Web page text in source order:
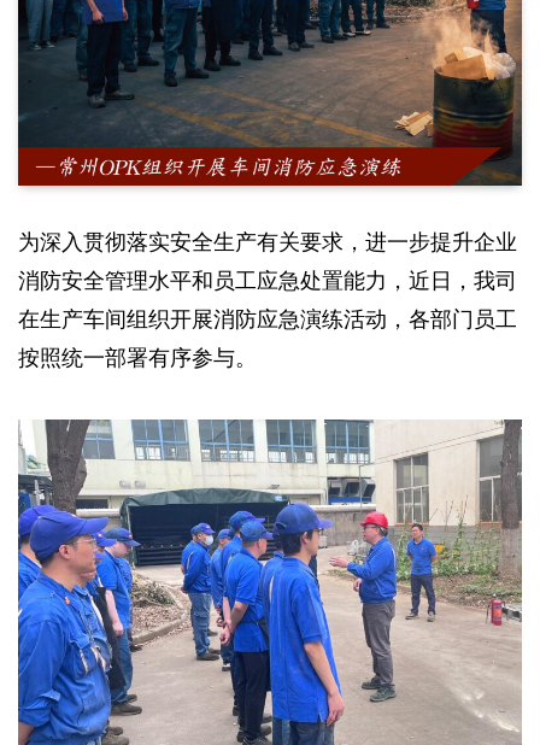
为深入贯彻落实安全生产有关要求，进一步提升企业
消防安全管理水平和员工应急处置能力，近日，我司
在生产车间组织开展消防应急演练活动，各部门员工
按照统一部署有序参与。